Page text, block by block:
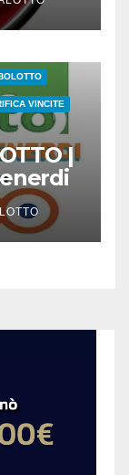
VINCITE
|